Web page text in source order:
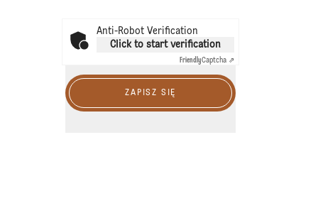
Anti-Robot Verification
Click to start verification
FriendlyCaptcha ⇗
ZAPISZ SIĘ